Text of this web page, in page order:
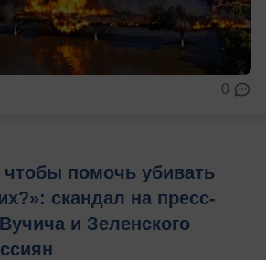
0
чтобы помочь убивать
скандал на пресс-
и Зеленского